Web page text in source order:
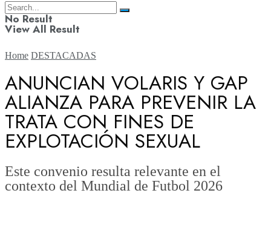
No Result
View All Result
Aerolíneas
Aeronáutica
Aeropuertos
Home DESTACADAS
ANUNCIAN VOLARIS Y GAP
ALIANZA PARA PREVENIR LA
TRATA CON FINES DE
EXPLOTACIÓN SEXUAL
Este convenio resulta relevante en el
contexto del Mundial de Futbol 2026